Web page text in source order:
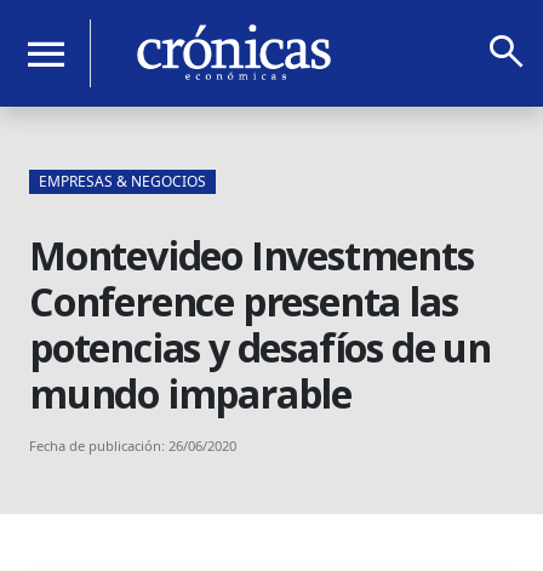
menu search
EMPRESAS & NEGOCIOS
Montevideo Investments
Conference presenta las
potencias y desafíos de un
mundo imparable
Fecha de publicación: 26/06/2020